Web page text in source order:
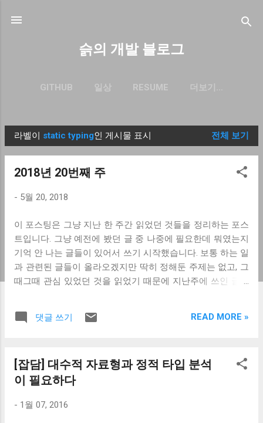
슭의 개발 블로그
GITHUB 일상 RESUME 더보기…
글
라벨이 static typing인 게시물 표시 전체 보기
2018년 20번째 주
- 5월 20, 2018
이 포스팅은 그냥 지난 한 주간 읽었던 것들을 정리하는 포스
트입니다. 그냥 예전에 봤던 글 중 나중에 필요한데 뭐였는지
기억 안 나는 글들이 있어서 쓰기 시작했습니다. 보통 하는 일
과 관련된 글들이 올라오겠지만 딱히 정해둔 주제는 없고, 그
때그때 관심 있었던 것을 읽었기 때문에 지난주에 쓰인 글일
- A Network of Distributed Ledgers 블록체인이 쏟아져 나오
과 Bob의 이더리움을 교환하기 위해서는 양자가 신용하는
Ted가 필요하다. Alice는 비트코인을 Bob은 이더리움을 Ted
와 Bob에게 이더리움과 비트코인을 보내주는 식이다. 지금은
댓글 쓰기 READ MORE »
[잡담] 대수적 자료형과 정적 타입 분석
이 필요하다
- 1월 07, 2016